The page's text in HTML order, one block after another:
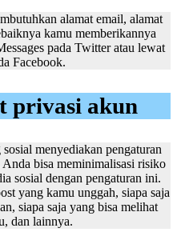
alamat email, alamat
kamu memberikannya
pada Twitter atau lewat
Facebook.
privasi akun
menyediakan pengaturan
bisa meminimalisasi risiko
sosial dengan pengaturan ini.
yang kamu unggah, siapa saja
siapa saja yang bisa melihat
dan lainnya.